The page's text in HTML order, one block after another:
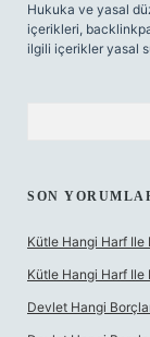
Hukuka ve yasal
içerikleri,
ilgili içerikler yasal
SON
Kütle Hangi Harf Ile
Kütle Hangi Harf Ile
Devlet Hangi